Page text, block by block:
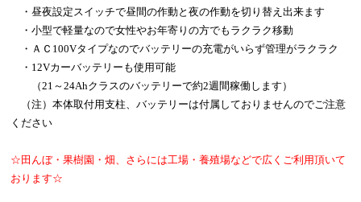
・昼夜設定スイッチで昼間の作動と夜の作動を切り替え出来ます
・小型で軽量なので女性やお年寄りの方でもラクラク移動
・ＡＣ100Vタイプなのでバッテリーの充電がいらず管理がラクラク
・12Vカーバッテリーも使用可能
（21～24Ahクラスのバッテリーで約2週間稼働します）
（注）本体取付用支柱、バッテリーは付属しておりませんのでご注意
ください
☆田んぼ・果樹園・畑、さらには工場・養殖場などで広くご利用頂いて
おります☆